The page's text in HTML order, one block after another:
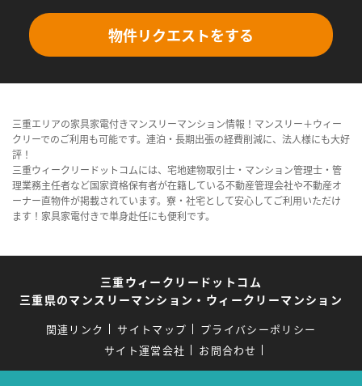
物件リクエストをする
三重エリアの家具家電付きマンスリーマンション情報！マンスリー＋ウィー
クリーでのご利用も可能です。連泊・長期出張の経費削減に、法人様にも大好
評！
三重ウィークリードットコムには、宅地建物取引士・マンション管理士・管
理業務主任者など国家資格保有者が在籍している不動産管理会社や不動産オ
ーナー直物件が掲載されています。寮・社宅として安心してご利用いただけ
ます！家具家電付きで単身赴任にも便利です。
三重ウィークリードットコム
三重県のマンスリーマンション・ウィークリーマンション
関連リンク サイトマップ
プライバシーポリシー
サイト運営会社
お問合わせ